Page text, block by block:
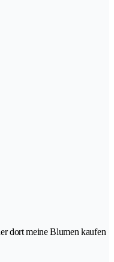
dort meine Blumen kaufen